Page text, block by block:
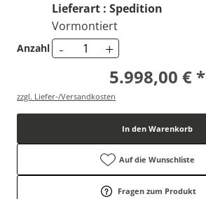
Lieferart : Spedition
Vormontiert
Anzahl - +
5.998,00 € *
zzgl. Liefer-/Versandkosten
In den Warenkorb
Auf die Wunschliste
Fragen zum Produkt